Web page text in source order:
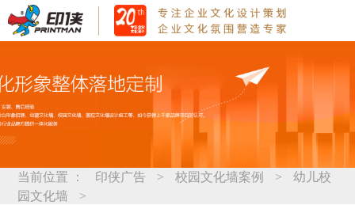
当前位置 ： 印侠广告 > 校园文化墙案例 >
幼儿校
园文化墙
>